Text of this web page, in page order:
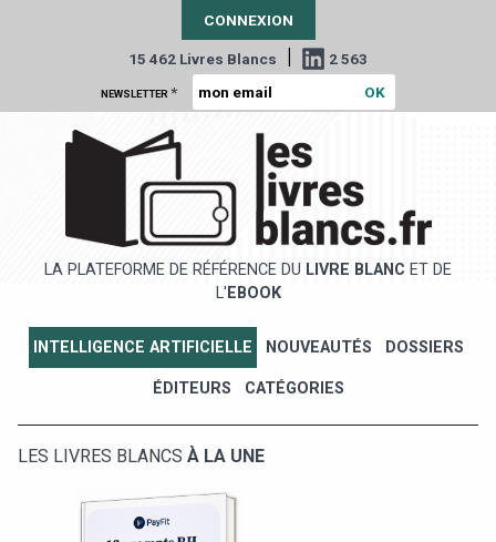
CONNEXION
15 462 Livres Blancs | 2 563
NEWSLETTER *
LA PLATEFORME DE RÉFÉRENCE DU LIVRE BLANC ET DE
L' EBOOK
INTELLIGENCE ARTIFICIELLE NOUVEAUTÉS DOSSIERS
ÉDITEURS CATÉGORIES
LES LIVRES BLANCS À LA UNE